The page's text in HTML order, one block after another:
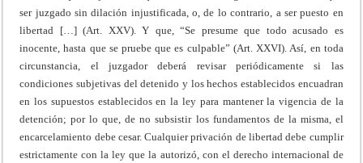
ser juzgado sin dilación injustificada, o, de lo contrario, a ser puesto en
libertad […] (Art. XXV). Y que, “Se presume que todo acusado es
inocente, hasta que se pruebe que es culpable” (Art. XXVI). Así, en toda
circunstancia, el juzgador deberá revisar periódicamente si las
condiciones subjetivas del detenido y los hechos establecidos encuadran
en los supuestos establecidos en la ley para mantener la vigencia de la
detención; por lo que, de no subsistir los fundamentos de la misma, el
encarcelamiento debe cesar. Cualquier privación de libertad debe cumplir
estrictamente con la ley que la autorizó, con el derecho internacional de